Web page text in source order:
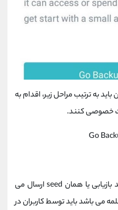
به ترتیب مراحل زیر، اقدام به
خصوصی کنند.
در این قسمت برای کاربران کد بازیابی یا همان seed ارسال می
کد بازیابی که شامل ۱۲ کلمه‌ می باشد باید توسط کاربران در